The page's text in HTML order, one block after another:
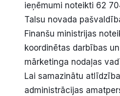
ieņēmumi noteikti 62
Talsu novada
Finanšu ministrijas
koordinētas darbības
mārketinga nodaļas
Lai samazinātu
administrācijas